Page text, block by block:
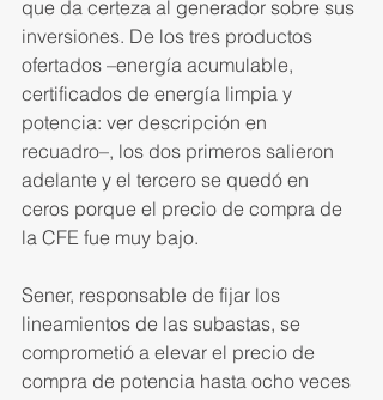
que da certeza al genera­dor sobre sus
inversiones. De los tres productos
ofertados –energía acumulable,
certificados de energía limpia y
potencia: ver descripción en
recuadro–, los dos primeros salieron
adelante y el tercero se quedó en
ceros porque el precio de compra de
la CFE fue muy bajo.
Sener, responsable de fijar los
lineamientos de las subastas, se
comprometió a elevar el precio de
compra de potencia hasta ocho veces